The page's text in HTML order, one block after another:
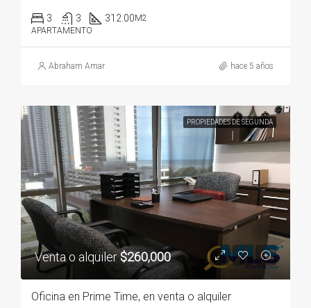
3 3 312.00M2
APARTAMENTO
Abraham Amar hace 5 años
PROPIEDADES DE SEGUNDA
Venta o alquiler$260,000
Oficina en Prime Time, en venta o alquiler